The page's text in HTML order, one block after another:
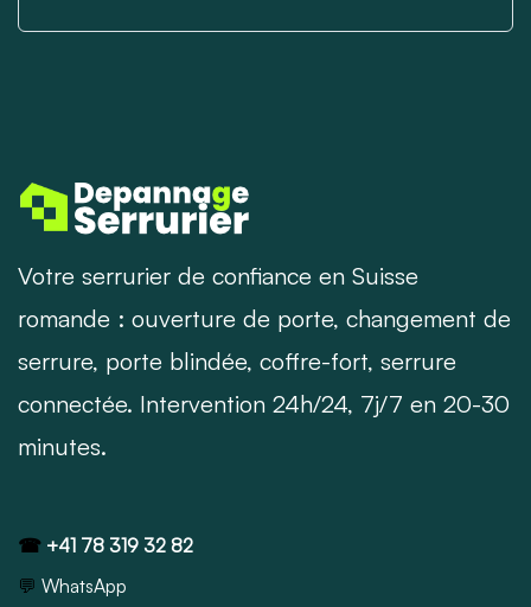
Votre serrurier de confiance en Suisse
romande : ouverture de porte, changement de
serrure, porte blindée, coffre-fort, serrure
connectée. Intervention 24h/24, 7j/7 en 20-30
minutes.
☎ +41 78 319 32 82
💬 WhatsApp